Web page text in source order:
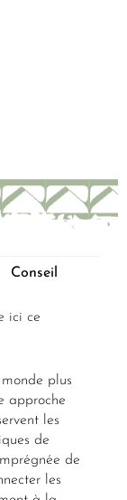
Conseil
ici ce
plus
approche
les
de
de
les